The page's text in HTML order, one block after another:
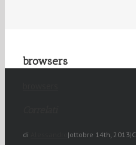
browsers
di |ottobre 14th, 2013|